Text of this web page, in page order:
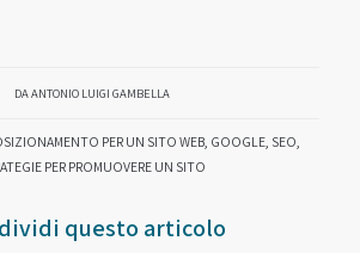
DAANTONIO LUIGI GAMBELLA
PER UN SITO WEB GOOGLE SEO
PER PROMUOVERE UN SITO
questo articolo